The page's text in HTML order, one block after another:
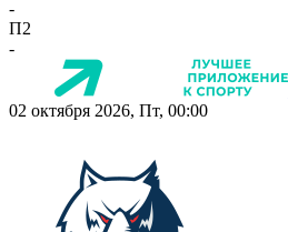
-
П2
-
02 октября 2026, Пт, 00:00